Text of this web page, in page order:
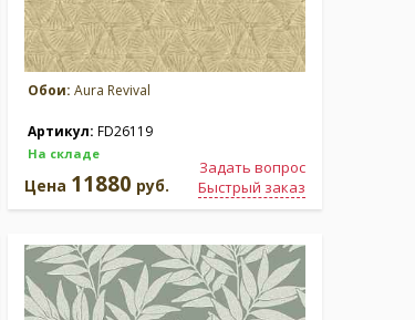
Обои: Aura Revival
Артикул: FD26119
На складе
Задать вопрос
Быстрый заказ
Цена 11880 руб.